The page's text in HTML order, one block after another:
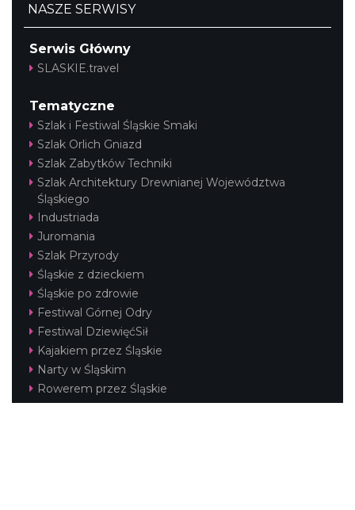
NASZE SERWISY
Serwis Główny
SLASKIE.travel
Tematyczne
Szlak i Festiwal Śląskie Smaki
Szlak Orlich Gniazd
Szlak Zabytków Techniki
Szlak Architektury Drewnianej Województwa
Śląskiego
Industriada
Juromania
Szlak Przyrody
Śląskie z dzieckiem
Śląskie po zdrowie
Festiwal Górnej Odry
Festiwal DziewięćSił
Kajakiem przez Śląskie
Narty w Śląskim
Rowerem przez Śląskie